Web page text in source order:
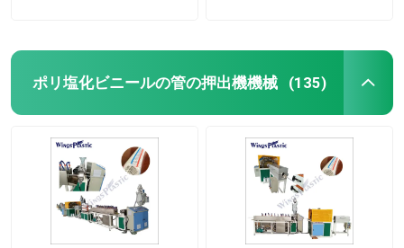
ポリ塩化ビニールの管の押出機機械 (135)